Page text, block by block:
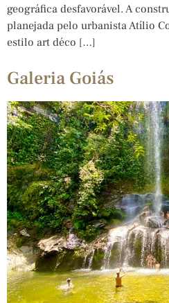
geográfica desfavorável. A
planejada pelo urbanista Atílio
estilo art déco […]
Galeria Goiás